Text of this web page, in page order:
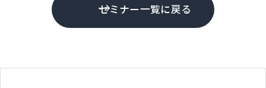
セミナー一覧に戻る